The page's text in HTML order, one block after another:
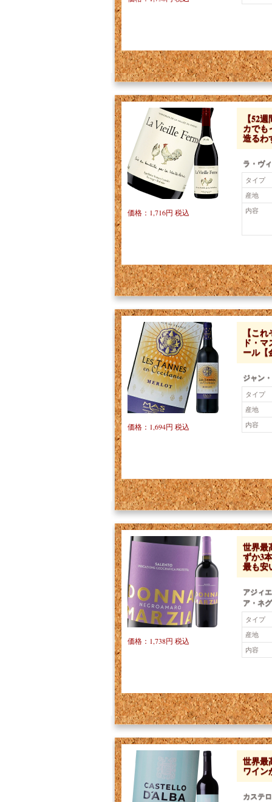
【52
カでも
造るわ
ラ・ヴ
タイプ
産地
内容
価格：1,716円 税込
【こ
ド・
ール【
ジャン
タイプ
産地
内容
価格：1,694円 税込
世界最
ずか3
最も安
アジィ
ア・ネ
タイプ
産地
内容
価格：1,738円 税込
世界最
ワイン
カステ